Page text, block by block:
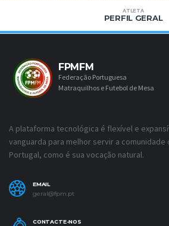
ATLETA
PERFIL GERAL
FPMFM
Federação Portuguesa
Matraquilhos e Futebol de Mesa
A plataforma tecnológica é flexível e
vanguarda para melhor servir a comunidade
Portugal, como é sua vocação natural.
EMAIL
geral@fpm.pt
CONTACTE-NOS